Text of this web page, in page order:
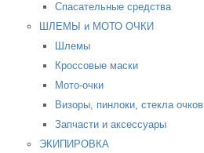
Спасательные средства
ШЛЕМЫ и МОТО ОЧКИ
Шлемы
Кроссовые маски
Мото-очки
Визоры, пинлоки, стекла очков
Запчасти и аксессуары
ЭКИПИРОВКА